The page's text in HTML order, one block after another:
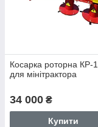
Косарка роторна КР-
для мінітрактора
34 000 ₴
Купити